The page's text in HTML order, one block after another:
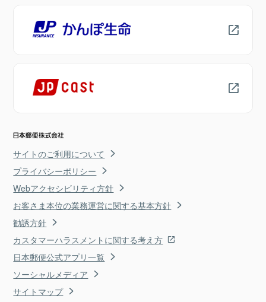
サイトのご利用について
プライバシーポリシー
Webアクセシビリティ方針
お客さま本位の業務運営に関する基本方針
勧誘方針
カスタマーハラスメントに関する考え方
日本郵便公式アプリ一覧
ソーシャルメディア
サイトマップ